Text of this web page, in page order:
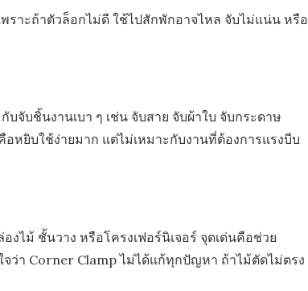
ราะถ้าตัวล็อกไม่ดี ใช้ไปสักพักอาจไหล จับไม่แน่น หรือ
จับชิ้นงานเบา ๆ เช่น จับสาย จับผ้าใบ จับกระดาษ
หยิบใช้ง่ายมาก แต่ไม่เหมาะกับงานที่ต้องการแรงบีบ
ไม้ ชั้นวาง หรือโครงเฟอร์นิเจอร์ จุดเด่นคือช่วย
ว่า Corner Clamp ไม่ได้แก้ทุกปัญหา ถ้าไม้ตัดไม่ตรง